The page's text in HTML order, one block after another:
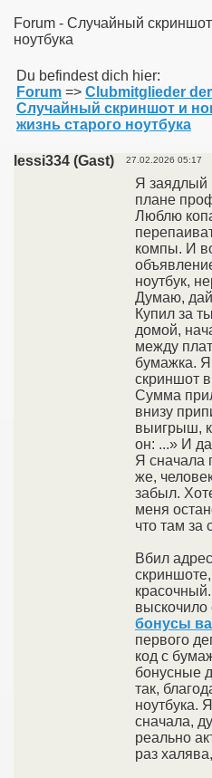
Forum - Случайный
ноутбука
Du befindest dich hier:
Forum => Clubmitglieder
Случайный скриншот и
жизнь старого ноутбука
lessi334 (Gast) 27.02.2026 05:17
Я заядлый
плане
Люблю
компы. И
ноутбук,
Думаю,
Купил за
домой,
между
бумажка.
скриншот
Сумма
внизу
выигрыш,
он: ...» И
Я сначала
же,
забыл.
меня
что там за
Вбил
выскочило
бонусы
первого
код с
бонусные
так,
ноутбука.
сначала,
реально
раз